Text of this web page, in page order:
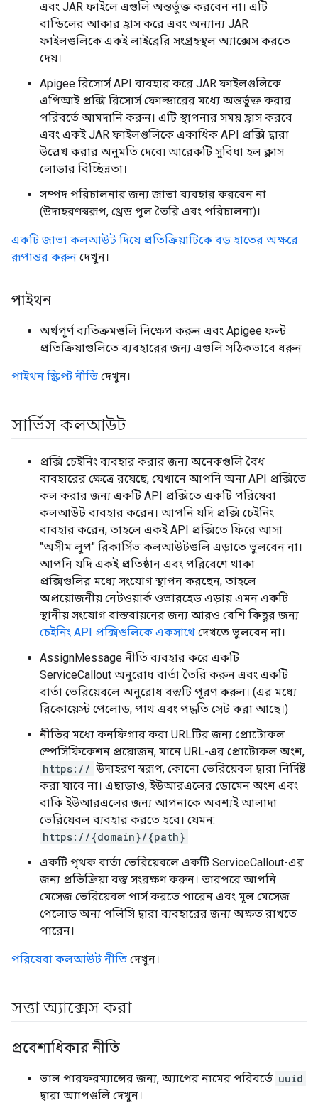
এবং JAR ফাইলে এগুলি অন্তর্ভুক্ত করবেন না। এটি
বান্ডিলের আকার হ্রাস করে এবং অন্যান্য JAR
ফাইলগুলিকে একই লাইব্রেরি সংগ্রহস্থল অ্যাক্সেস করতে
দেয়।
Apigee রিসোর্স API ব্যবহার করে JAR ফাইলগুলিকে
এপিআই প্রক্সি রিসোর্স ফোল্ডারের মধ্যে অন্তর্ভুক্ত করার
পরিবর্তে আমদানি করুন। এটি স্থাপনার সময় হ্রাস করবে
এবং একই JAR ফাইলগুলিকে একাধিক API প্রক্সি দ্বারা
উল্লেখ করার অনুমতি দেবে৷ আরেকটি সুবিধা হল ক্লাস
লোডার বিচ্ছিন্নতা।
সম্পদ পরিচালনার জন্য জাভা ব্যবহার করবেন না
(উদাহরণস্বরূপ, থ্রেড পুল তৈরি এবং পরিচালনা)।
একটি জাভা কলআউট দিয়ে প্রতিক্রিয়াটিকে বড় হাতের অক্ষরে
রূপান্তর করুন দেখুন।
পাইথন
অর্থপূর্ণ ব্যতিক্রমগুলি নিক্ষেপ করুন এবং Apigee ফল্ট
প্রতিক্রিয়াগুলিতে ব্যবহারের জন্য এগুলি সঠিকভাবে ধরুন
পাইথন স্ক্রিপ্ট নীতি দেখুন।
সার্ভিস কলআউট
প্রক্সি চেইনিং ব্যবহার করার জন্য অনেকগুলি বৈধ
ব্যবহারের ক্ষেত্রে রয়েছে, যেখানে আপনি অন্য API প্রক্সিতে
কল করার জন্য একটি API প্রক্সিতে একটি পরিষেবা
কলআউট ব্যবহার করেন। আপনি যদি প্রক্সি চেইনিং
ব্যবহার করেন, তাহলে একই API প্রক্সিতে ফিরে আসা
"অসীম লুপ" রিকার্সিভ কলআউটগুলি এড়াতে ভুলবেন না।
আপনি যদি একই প্রতিষ্ঠান এবং পরিবেশে থাকা
প্রক্সিগুলির মধ্যে সংযোগ স্থাপন করছেন, তাহলে
অপ্রয়োজনীয় নেটওয়ার্ক ওভারহেড এড়ায় এমন একটি
স্থানীয় সংযোগ বাস্তবায়নের জন্য আরও বেশি কিছুর জন্য
চেইনিং API প্রক্সিগুলিকে একসাথে দেখতে ভুলবেন না।
AssignMessage নীতি ব্যবহার করে একটি
ServiceCallout অনুরোধ বার্তা তৈরি করুন এবং একটি
বার্তা ভেরিয়েবলে অনুরোধ বস্তুটি পূরণ করুন। (এর মধ্যে
রিকোয়েস্ট পেলোড, পাথ এবং পদ্ধতি সেট করা আছে।)
নীতির মধ্যে কনফিগার করা URLটির জন্য প্রোটোকল
স্পেসিফিকেশন প্রয়োজন, মানে URL-এর প্রোটোকল অংশ,
https:// উদাহরণ স্বরূপ, কোনো ভেরিয়েবল দ্বারা নির্দিষ্ট
করা যাবে না। এছাড়াও, ইউআরএলের ডোমেন অংশ এবং
বাকি ইউআরএলের জন্য আপনাকে অবশ্যই আলাদা
ভেরিয়েবল ব্যবহার করতে হবে। যেমন:
https://{domain}/{path}
একটি পৃথক বার্তা ভেরিয়েবলে একটি ServiceCallout-এর
জন্য প্রতিক্রিয়া বস্তু সংরক্ষণ করুন। তারপরে আপনি
মেসেজ ভেরিয়েবল পার্স করতে পারেন এবং মূল মেসেজ
পেলোড অন্য পলিসি দ্বারা ব্যবহারের জন্য অক্ষত রাখতে
পারেন।
পরিষেবা কলআউট নীতি দেখুন।
সত্তা অ্যাক্সেস করা
প্রবেশাধিকার নীতি
ভাল পারফরম্যান্সের জন্য, অ্যাপের নামের পরিবর্তে uuid
দ্বারা অ্যাপগুলি দেখুন।